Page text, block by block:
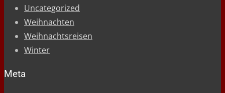
Uncategorized
Weihnachten
Weihnachtsreisen
Winter
Meta